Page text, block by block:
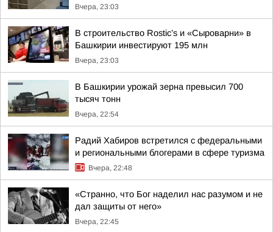
Вчера, 23:03
В строительство Rostic’s и «Сыроварни» в
Башкирии инвестируют 195 млн
Вчера, 23:03
В Башкирии урожай зерна превысил 700
тысяч тонн
Вчера, 22:54
Радий Хабиров встретился с федеральными
и региональными блогерами в сфере туризма
Вчера, 22:48
«Странно, что Бог наделил нас разумом и не
дал защиты от него»
Вчера, 22:45